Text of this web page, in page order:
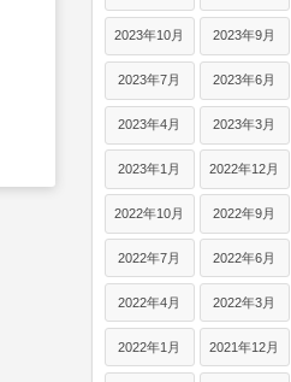
2023年10月 2023年9月
2023年7月 2023年6月
2023年4月 2023年3月
2023年1月 2022年12月
2022年10月 2022年9月
2022年7月 2022年6月
2022年4月 2022年3月
2022年1月 2021年12月